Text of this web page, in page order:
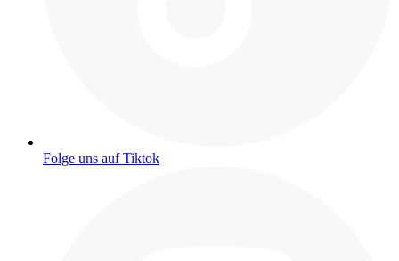
Folge uns auf Tiktok